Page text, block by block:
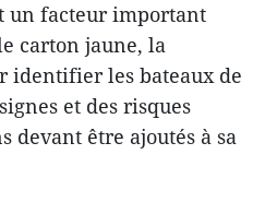
un facteur important
carton jaune, la
identifier les bateaux de
et des risques
devant être ajoutés à sa